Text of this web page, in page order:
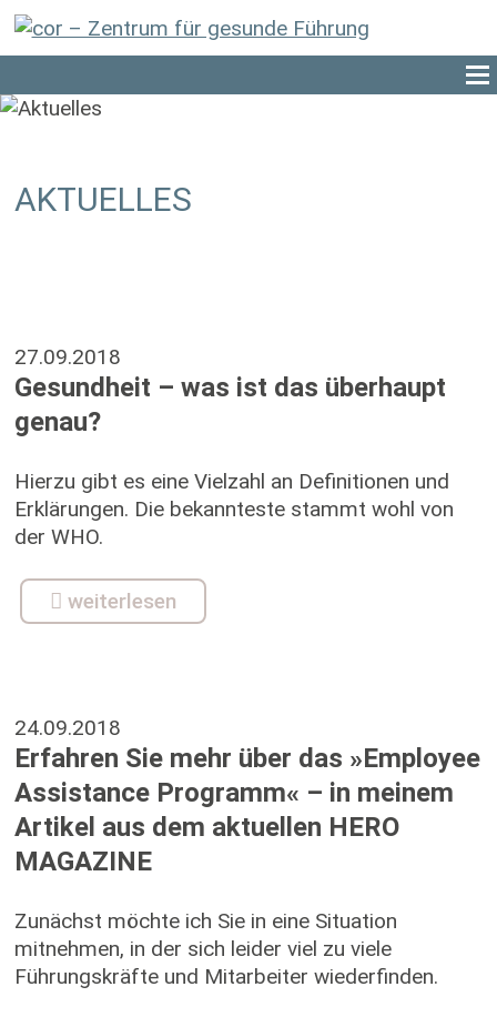
AKTUELLES
27.09.2018
Gesundheit – was ist das überhaupt
genau?
Hierzu gibt es eine Vielzahl an Definitionen und
Erklärungen. Die bekannteste stammt wohl von
der WHO.
weiterlesen
24.09.2018
Erfahren Sie mehr über das »Employee
Assistance Programm« – in meinem
Artikel aus dem aktuellen HERO
MAGAZINE
Zunächst möchte ich Sie in eine Situation
mitnehmen, in der sich leider viel zu viele
Führungskräfte und Mitarbeiter wiederfinden.